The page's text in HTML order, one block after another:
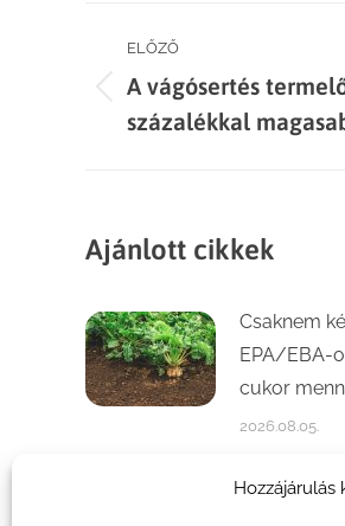
Hozzájárulás
Post
ELŐZŐ
Previous
post:
A vágósertés
százalékkal
Ajánlott cikkek
Csaknem
EPA/EBA-
cukor
2026.08.05.